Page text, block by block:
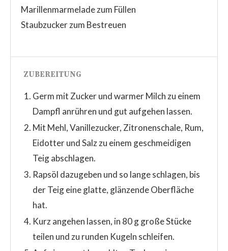
Marillenmarmelade zum Füllen
Staubzucker zum Bestreuen
ZUBEREITUNG
Germ mit Zucker und warmer Milch zu einem
Dampfl anrühren und gut aufgehen lassen.
Mit Mehl, Vanillezucker, Zitronenschale, Rum,
Eidotter und Salz zu einem geschmeidigen
Teig abschlagen.
Rapsöl dazugeben und so lange schlagen, bis
der Teig eine glatte, glänzende Oberfläche
hat.
Kurz angehen lassen, in 80 g große Stücke
teilen und zu runden Kugeln schleifen.